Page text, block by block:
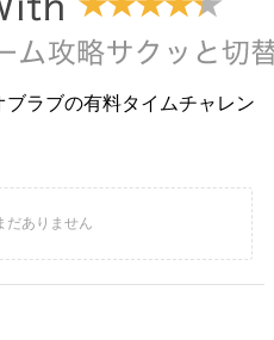
ブラブの有料タイムチャレン